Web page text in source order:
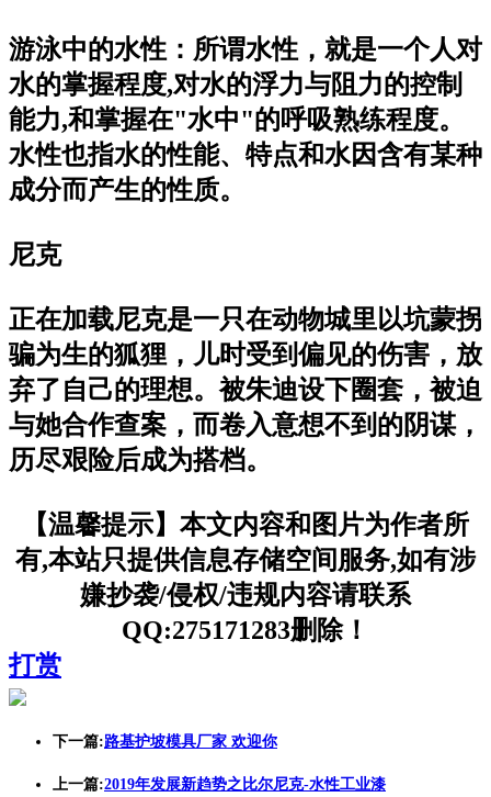
游泳中的水性：所谓水性，就是一个人对
水的掌握程度,对水的浮力与阻力的控制
能力,和掌握在"水中"的呼吸熟练程度。
水性也指水的性能、特点和水因含有某种
成分而产生的性质。
尼克
正在加载尼克是一只在动物城里以坑蒙拐
骗为生的狐狸，儿时受到偏见的伤害，放
弃了自己的理想。被朱迪设下圈套，被迫
与她合作查案，而卷入意想不到的阴谋，
历尽艰险后成为搭档。
【温馨提示】本文内容和图片为作者所
有,本站只提供信息存储空间服务,如有涉
嫌抄袭/侵权/违规内容请联系
QQ:275171283删除！
打赏
下一篇:路基护坡模具厂家 欢迎你
上一篇:2019年发展新趋势之比尔尼克-水性工业漆